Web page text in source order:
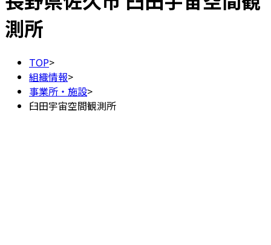
測所
TOP>
組織情報>
事業所・施設>
臼田宇宙空間観測所